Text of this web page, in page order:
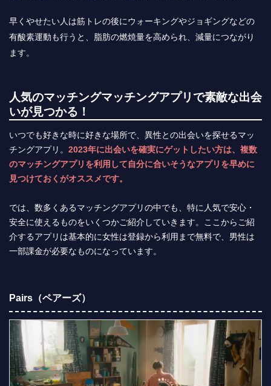
早くやせたい人は筋トレの後にウォーキングやジョギングなどの
有酸素運動も行うと、脂肪の燃焼量を高められ、減量につながり
ます。
人気のマッチングマッチングアプリで素敵な出会
いが見つかる！
いつでも好きな時に好きな場所で、異性との出会いを探せるマッ
チングアプリ。 2023年に出会いを確実にゲットしたい方は、複数
のマッチングアプリを利用して自分に合いそうなアプリを早めに
見つけておくがオススメです。
では、数多くあるマッチングアプリの中でも、特に人気で安心・
安全に使えるものをいくつかご紹介していきます。ここからご紹
介するアプリは基本的に女性は登録から利用まで無料で、男性は
一部課金が必要なものになっています。
Pairs（ペアーズ）